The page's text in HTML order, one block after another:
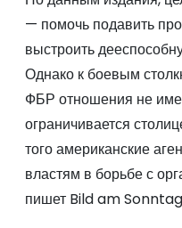
— помочь подавить
выстроить
Однако к боевым
ФБР отношения не
ограничивается
того американские
властям в борьбе с
пишет Bild am